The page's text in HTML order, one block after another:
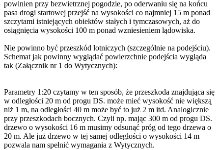
powinien przy bezwietrznej pogodzie, po oderwaniu się na końcu
pasa drogi startowej przejść na wysokości co najmniej 15 m ponad
szczytami istniejących obiektów stałych i tymczasowych, aż do
osiągnięcia wysokości 100 m ponad wzniesieniem lądowiska.
Nie powinno być przeszkód lotniczych (szczególnie na podejściu).
Schemat jak powinny wyglądać powierzchnie podejścia wygląda
tak (Załącznik nr 1 do Wytycznych):
Parametry 1:20 czytamy w ten sposób, że przeszkoda znajdująca się
w odległości 20 m od progu DS. może mieć wysokość nie większą
niż 1 m, na odległości 40 m może być to już 2 m itd. Analogicznie
przy przeszkodach bocznych. Czyli np. mając 300 m od progu DS.
drzewo o wysokości 16 m musimy odsunąć próg od tego drzewa o
20 m. Ale już drzewo w tej samej odległości o wysokości 14 m
pozwala nam spełnić wymagania z Wytycznych.